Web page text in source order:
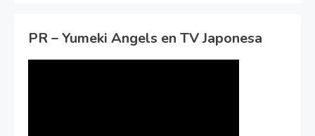
PR – Yumeki Angels en TV Japonesa